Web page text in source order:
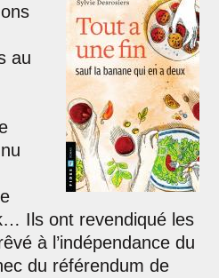
au
Ils ont revendiqué les
à l’indépendance du
du référendum de